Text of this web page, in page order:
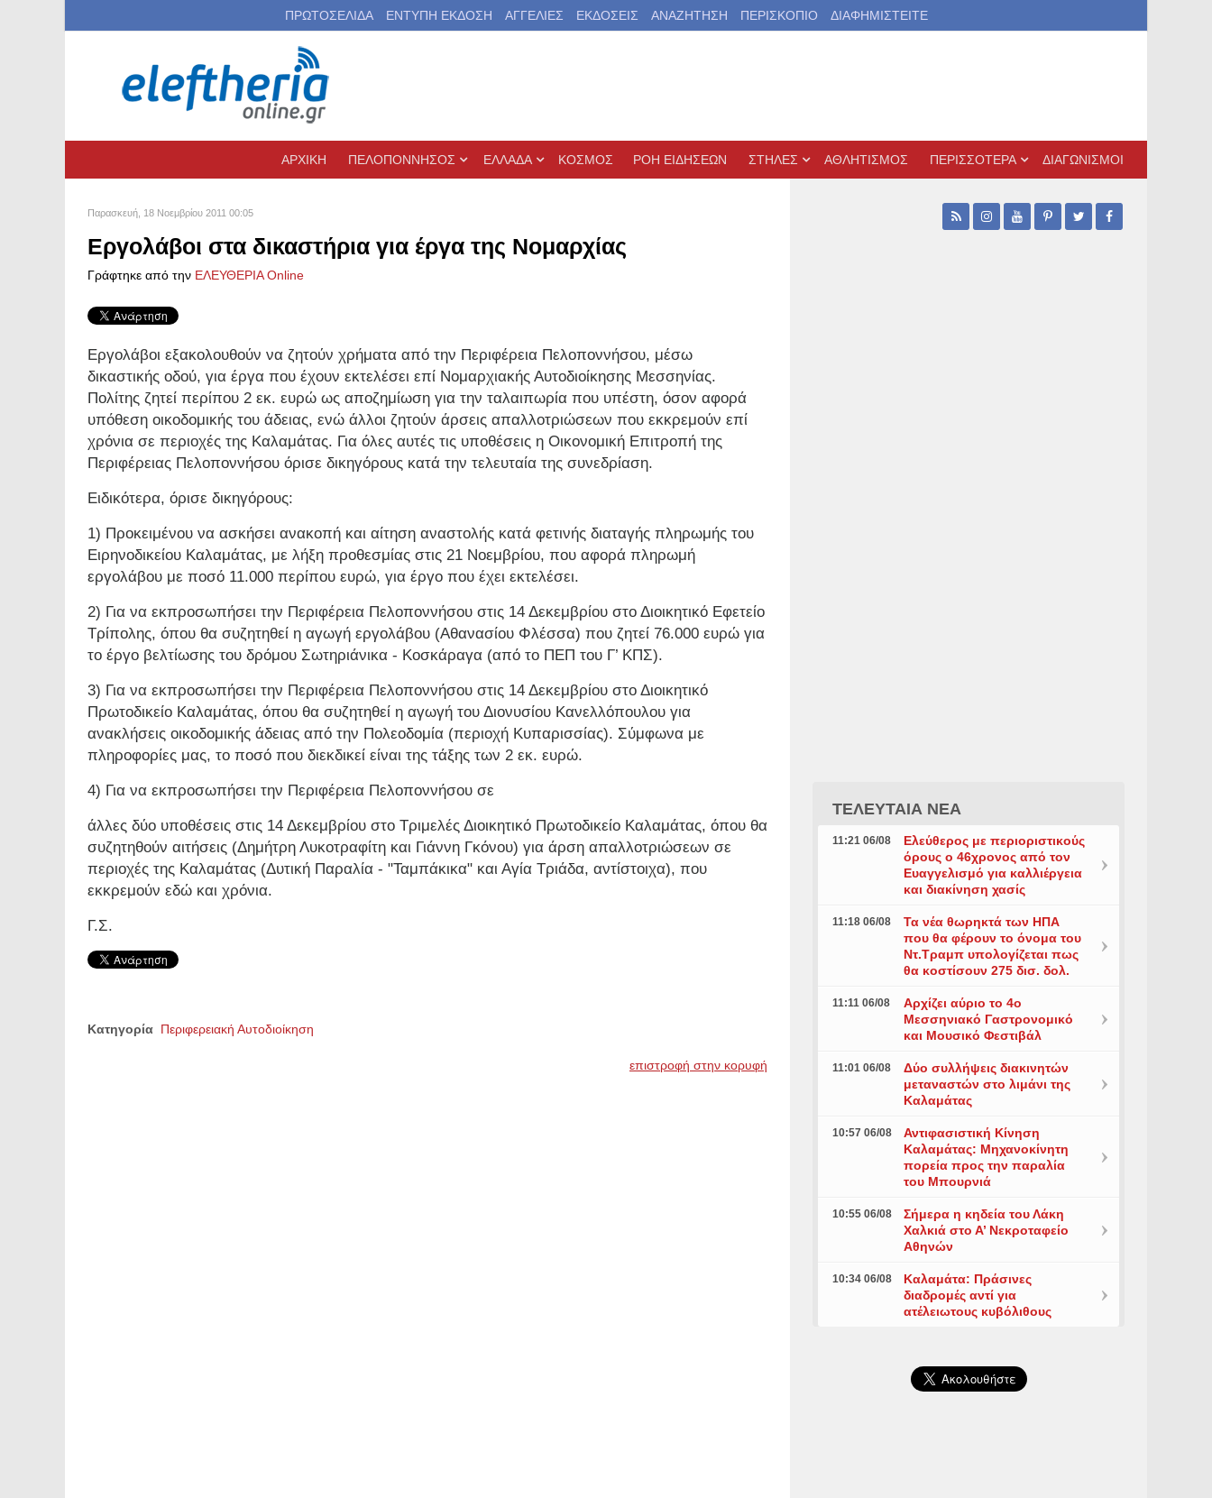
ΠΡΩΤΟΣΕΛΙΔΑ ΕΝΤΥΠΗ ΕΚΔΟΣΗ ΑΓΓΕΛΙΕΣ ΕΚΔΟΣΕΙΣ ΑΝΑΖΗΤΗΣΗ ΠΕΡΙΣΚΟΠΙΟ ΔΙΑΦΗΜΙΣΤΕΙΤΕ
ΑΡΧΙΚΗ ΠΕΛΟΠΟΝΝΗΣΟΣ ΕΛΛΑΔΑ ΚΟΣΜΟΣ ΡΟΗ ΕΙΔΗΣΕΩΝ ΣΤΗΛΕΣ ΑΘΛΗΤΙΣΜΟΣ ΠΕΡΙΣΣΟΤΕΡΑ ΔΙΑΓΩΝΙΣΜΟΙ
Παρασκευή, 18 Νοεμβρίου 2011 00:05
Εργολάβοι στα δικαστήρια για έργα της Νομαρχίας
Γράφτηκε από την ΕΛΕΥΘΕΡΙΑ Online
Εργολάβοι εξακολουθούν να ζητούν χρήματα από την Περιφέρεια Πελοποννήσου, μέσω
δικαστικής οδού, για έργα που έχουν εκτελέσει επί Νομαρχιακής Αυτοδιοίκησης Μεσσηνίας.
Πολίτης ζητεί περίπου 2 εκ. ευρώ ως αποζημίωση για την ταλαιπωρία που υπέστη, όσον αφορά
υπόθεση οικοδομικής του άδειας, ενώ άλλοι ζητούν άρσεις απαλλοτριώσεων που εκκρεμούν επί
χρόνια σε περιοχές της Καλαμάτας. Για όλες αυτές τις υποθέσεις η Οικονομική Επιτροπή της
Περιφέρειας Πελοποννήσου όρισε δικηγόρους κατά την τελευταία της συνεδρίαση.
Ειδικότερα, όρισε δικηγόρους:
1) Προκειμένου να ασκήσει ανακοπή και αίτηση αναστολής κατά φετινής διαταγής πληρωμής του
Ειρηνοδικείου Καλαμάτας, με λήξη προθεσμίας στις 21 Νοεμβρίου, που αφορά πληρωμή
εργολάβου με ποσό 11.000 περίπου ευρώ, για έργο που έχει εκτελέσει.
2) Για να εκπροσωπήσει την Περιφέρεια Πελοποννήσου στις 14 Δεκεμβρίου στο Διοικητικό Εφετείο
Τρίπολης, όπου θα συζητηθεί η αγωγή εργολάβου (Αθανασίου Φλέσσα) που ζητεί 76.000 ευρώ για
το έργο βελτίωσης του δρόμου Σωτηριάνικα - Κοσκάραγα (από το ΠΕΠ του Γ’ ΚΠΣ).
3) Για να εκπροσωπήσει την Περιφέρεια Πελοποννήσου στις 14 Δεκεμβρίου στο Διοικητικό
Πρωτοδικείο Καλαμάτας, όπου θα συζητηθεί η αγωγή του Διονυσίου Κανελλόπουλου για
ανακλήσεις οικοδομικής άδειας από την Πολεοδομία (περιοχή Κυπαρισσίας). Σύμφωνα με
πληροφορίες μας, το ποσό που διεκδικεί είναι της τάξης των 2 εκ. ευρώ.
4) Για να εκπροσωπήσει την Περιφέρεια Πελοποννήσου σε
άλλες δύο υποθέσεις στις 14 Δεκεμβρίου στο Τριμελές Διοικητικό Πρωτοδικείο Καλαμάτας, όπου θα
συζητηθούν αιτήσεις (Δημήτρη Λυκοτραφίτη και Γιάννη Γκόνου) για άρση απαλλοτριώσεων σε
περιοχές της Καλαμάτας (Δυτική Παραλία - "Ταμπάκικα" και Αγία Τριάδα, αντίστοιχα), που
εκκρεμούν εδώ και χρόνια.
Γ.Σ.
Κατηγορία Περιφερειακή Αυτοδιοίκηση
επιστροφή στην κορυφή
ΤΕΛΕΥΤΑΙΑ ΝΕΑ
11:21 06/08
Ελεύθερος με περιοριστικούς
όρους ο 46χρονος από τον
Ευαγγελισμό για καλλιέργεια
και διακίνηση χασίς
11:18 06/08
Τα νέα θωρηκτά των ΗΠΑ
που θα φέρουν το όνομα του
Ντ.Τραμπ υπολογίζεται πως
θα κοστίσουν 275 δισ. δολ.
11:11 06/08
Αρχίζει αύριο το 4ο
Μεσσηνιακό Γαστρονομικό
και Μουσικό Φεστιβάλ
11:01 06/08
Δύο συλλήψεις διακινητών
μεταναστών στο λιμάνι της
Καλαμάτας
10:57 06/08
Αντιφασιστική Κίνηση
Καλαμάτας: Μηχανοκίνητη
πορεία προς την παραλία
του Μπουρνιά
10:55 06/08
Σήμερα η κηδεία του Λάκη
Χαλκιά στο Α’ Νεκροταφείο
Αθηνών
10:34 06/08
Καλαμάτα: Πράσινες
διαδρομές αντί για
ατέλειωτους κυβόλιθους